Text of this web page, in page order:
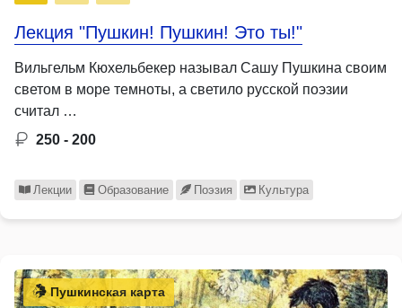
Лекция "Пушкин! Пушкин! Это ты!"
Вильгельм Кюхельбекер называл Сашу Пушкина своим
светом в море темноты, а светило русской поэзии
считал …
250 - 200
Лекции Образование Поэзия Культура
Пушкинская карта